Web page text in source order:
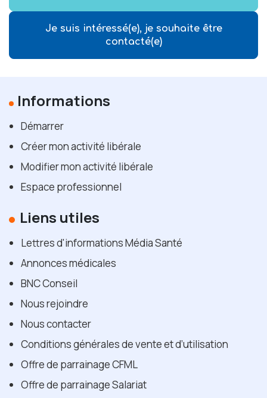
Je suis intéressé(e), je souhaite être
contacté(e)
Informations
Démarrer
Créer mon activité libérale
Modifier mon activité libérale
Espace professionnel
Liens utiles
Lettres d'informations Média Santé
Annonces médicales
BNC Conseil
Nous rejoindre
Nous contacter
Conditions générales de vente et d’utilisation
Offre de parrainage CFML
Offre de parrainage Salariat